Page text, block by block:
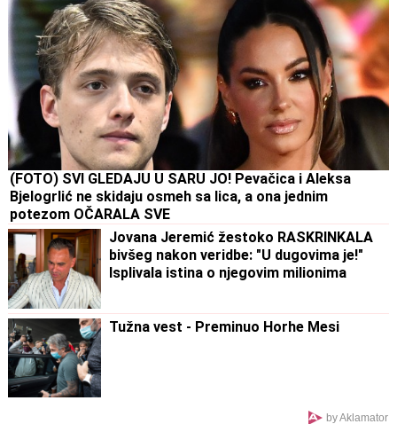
(FOTO) SVI GLEDAJU U SARU JO! Pevačica i Aleksa
Bjelogrlić ne skidaju osmeh sa lica, a ona jednim
potezom OČARALA SVE
Jovana Jeremić žestoko RASKRINKALA
bivšeg nakon veridbe: "U dugovima je!"
Isplivala istina o njegovim milionima
Tužna vest - Preminuo Horhe Mesi
by Aklamator